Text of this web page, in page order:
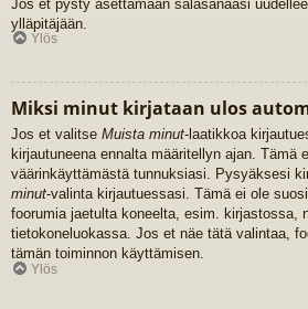
Jos et pysty asettamaan salasanaasi
ylläpitäjään.
Ylös
Miksi minut kirjataan ulos
Jos et valitse Muista minut-laatikkoa
kirjautuneena ennalta määritellyn ajan. Tämä
väärinkäyttämästä tunnuksiasi. Pysyäksesi
minut-valinta kirjautuessasi. Tämä ei ole
foorumia jaetulta koneelta, esim. kirjastossa,
tietokoneluokassa. Jos et näe tätä valintaa,
tämän toiminnon käyttämisen.
Ylös